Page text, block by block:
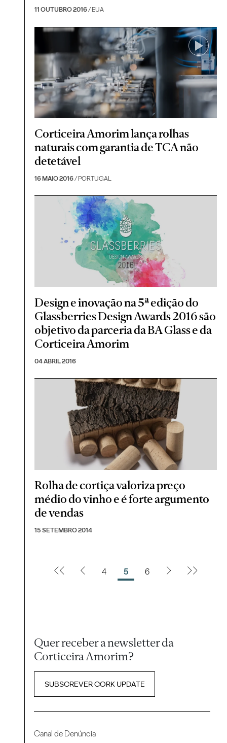
11 OUTUBRO 2016/ EUA
Corticeira Amorim lança rolhas
naturais com garantia de TCA não
detetável
16 MAIO 2016/ PORTUGAL
Design e inovação na 5ª edição do
Glassberries Design Awards 2016 são
objetivo da parceria da BA Glass e da
Corticeira Amorim
04 ABRIL 2016
Rolha de cortiça valoriza preço
médio do vinho e é forte argumento
de vendas
15 SETEMBRO 2014
4 5 6
Quer receber a newsletter da
Corticeira Amorim?
SUBSCREVER CORK UPDATE
Canal de Denúncia